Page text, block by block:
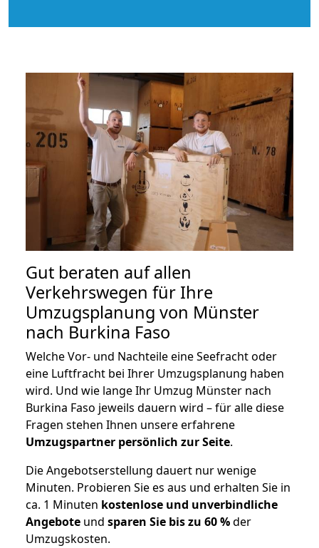
Gut beraten auf allen
Verkehrswegen für Ihre
Umzugsplanung von Münster
nach Burkina Faso
Welche Vor- und Nachteile eine Seefracht oder
eine Luftfracht bei Ihrer Umzugsplanung haben
wird. Und wie lange Ihr Umzug Münster nach
Burkina Faso jeweils dauern wird – für alle diese
Fragen stehen Ihnen unsere erfahrene
Umzugspartner persönlich zur Seite.
Die Angebotserstellung dauert nur wenige
Minuten. Probieren Sie es aus und erhalten Sie in
ca. 1 Minuten kostenlose und unverbindliche
Angebote und sparen Sie bis zu 60 %der
Umzugskosten.